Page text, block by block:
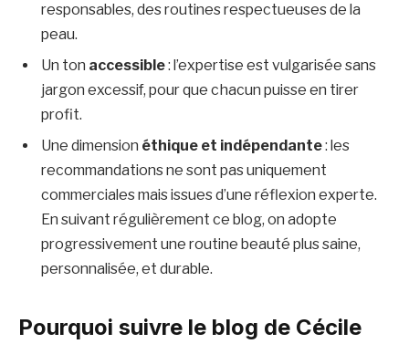
responsables, des routines respectueuses de la
peau.
Un ton accessible: l’expertise est vulgarisée sans
jargon excessif, pour que chacun puisse en tirer
profit.
Une dimension éthique et indépendante: les
recommandations ne sont pas uniquement
commerciales mais issues d’une réflexion experte.
En suivant régulièrement ce blog, on adopte
progressivement une routine beauté plus saine,
personnalisée, et durable.
Pourquoi suivre le blog de Cécile